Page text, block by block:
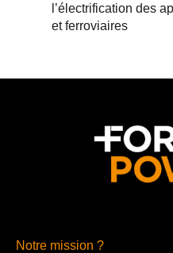
l’électrification des
et ferroviaires
Notre mission ?